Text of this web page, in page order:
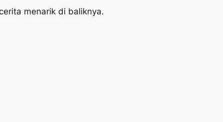
menarik di baliknya.